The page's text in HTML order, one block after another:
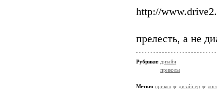
http://
прелесть, а не
Рубрики: дизайн
приколы
Метки: прикол дизайнер